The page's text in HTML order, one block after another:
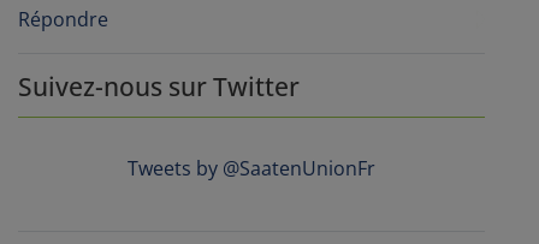
Répondre
Suivez-nous sur Twitter
Tweets by @SaatenUnionFr